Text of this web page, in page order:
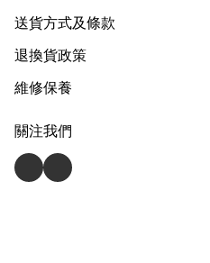
送貨方式及條款
退換貨政策
維修保養
關注我們